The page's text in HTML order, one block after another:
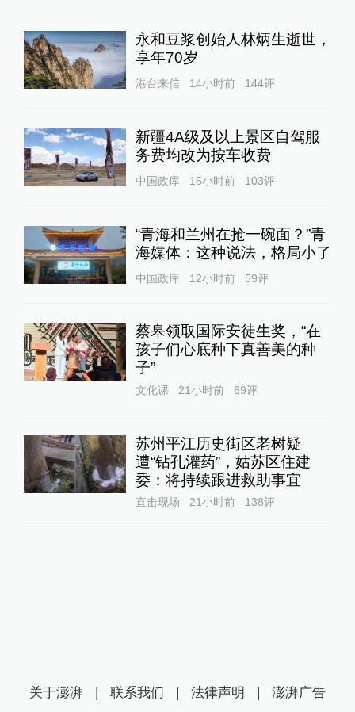
永和豆浆创始人林炳生逝世，
享年70岁
港台来信 14小时前 144评
新疆4A级及以上景区自驾服
务费均改为按车收费
中国政库 15小时前 103评
“青海和兰州在抢一碗面？”青
海媒体：这种说法，格局小了
中国政库 12小时前 59评
蔡皋领取国际安徒生奖，“在
孩子们心底种下真善美的种
子”
文化课 21小时前 69评
苏州平江历史街区老树疑
遭“钻孔灌药”，姑苏区住建
委：将持续跟进救助事宜
直击现场 21小时前 138评
关于澎湃 | 联系我们 | 法律声明 | 澎湃广告